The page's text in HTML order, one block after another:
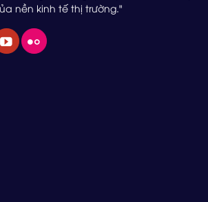
nền kinh tế thị trường."